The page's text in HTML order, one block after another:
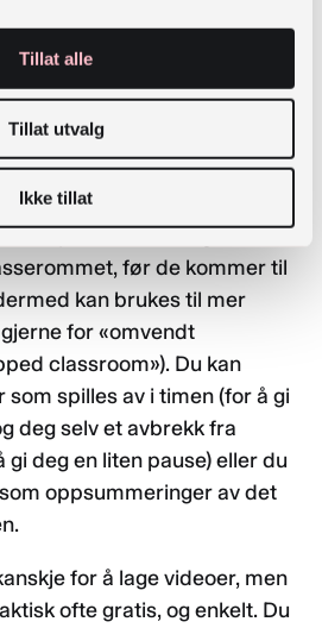
Tillat alle
Tillat utvalg
Ikke tillat
til et tema eller
teknikk, metode, database
ber studentene se på før
med at studenter
som du vanligvis ville
før de kommer til
kan brukes til mer
for «omvendt
classroom»). Du kan
spilles av i timen (for å gi
deg selv et avbrekk fra
gi deg en liten pause) eller du
oppsummeringer av det
for å lage videoer, men
ofte gratis, og enkelt. Du